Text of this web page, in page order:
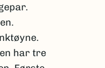
har tre